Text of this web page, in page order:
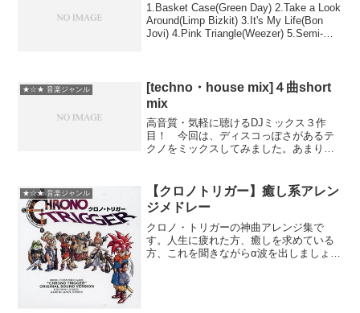
1.Basket Case(Green Day) 2.Take a Look
Around(Limp Bizkit) 3.It's My Life(Bon
Jovi) 4.Pink Triangle(Weezer) 5.Semi-
★☆★ 音楽ジャンル
[techno・house mix]４曲short
mix
高音質・気軽に聴けるDJミックス３作
目！ 今回は、ディスコっぽさがあるテ
クノをミックスしてみました。あまりテ
音が気に入り少しづつ集めるようになり
ました。この動画の...
★☆★ 音楽ジャンル
【クロノトリガー】癒し系アレン
ジメドレー
クロノ・トリガーの神曲アレンジ集で
す。人生に疲れた方、癒しを求めている
方、これを聞きながらα波を出しましょ